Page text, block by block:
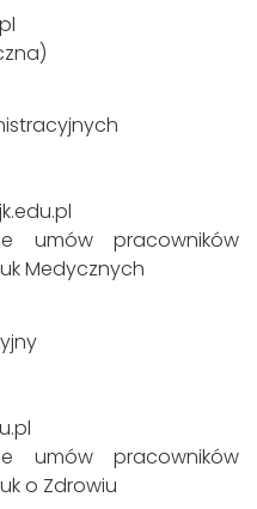
umów pracowników
Medycznych
umów pracowników
o Zdrowiu